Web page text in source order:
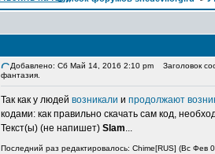
Добавлено: Сб Май 14, 2016 2:10 pm
Заголовок
фантазия.
Так как у людей возникали и продолжают
кодами: как правильно скачать сам код,
Текст(ы) (не напишет) Slam...
Последний раз редактировалось: Chime[RUS] (Вс Фев